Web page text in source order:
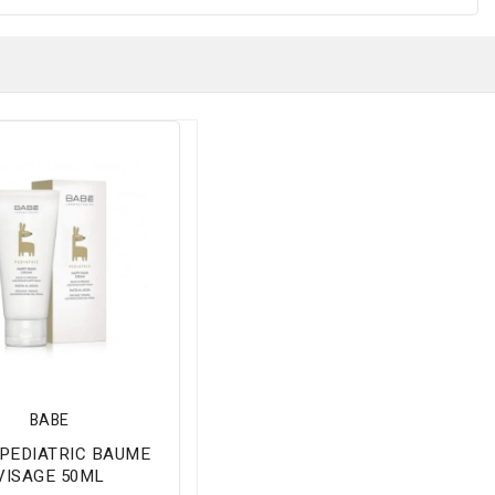
BABE
BAUME
50ML